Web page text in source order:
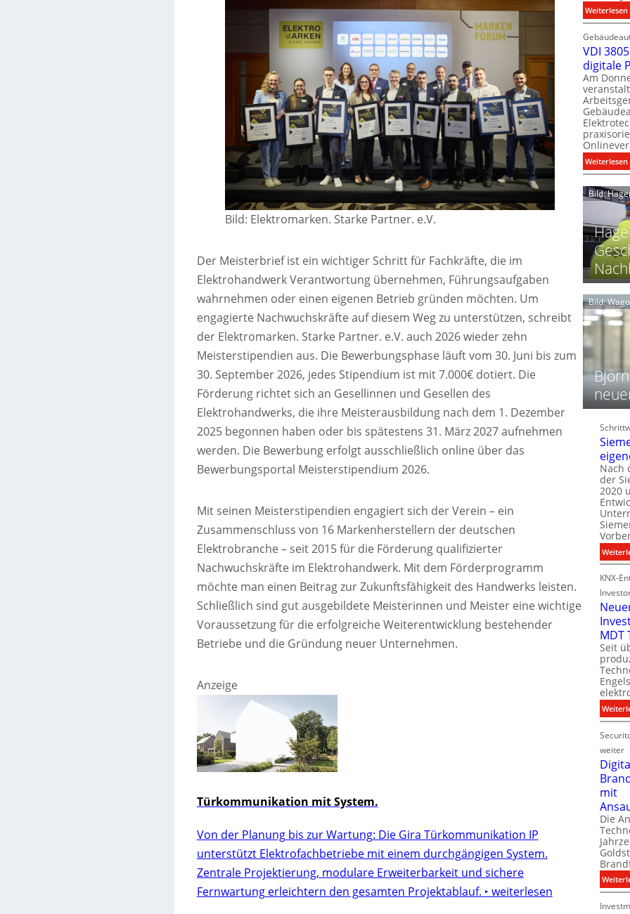
Bild: Elektromarken. Starke Partner. e.V.
Der Meisterbrief ist ein wichtiger Schritt für Fachkräfte, die im
Elektrohandwerk Verantwortung übernehmen, Führungsaufgaben
wahrnehmen oder einen eigenen Betrieb gründen möchten. Um
engagierte Nachwuchskräfte auf diesem Weg zu unterstützen, schreibt
der Elektromarken. Starke Partner. e.V. auch 2026 wieder zehn
Meisterstipendien aus. Die Bewerbungsphase läuft vom 30. Juni bis zum
30. September 2026, jedes Stipendium ist mit 7.000€ dotiert. Die
Förderung richtet sich an Gesellinnen und Gesellen des
Elektrohandwerks, die ihre Meisterausbildung nach dem 1. Dezember
2025 begonnen haben oder bis spätestens 31. März 2027 aufnehmen
werden. Die Bewerbung erfolgt ausschließlich online über das
Bewerbungsportal Meisterstipendium 2026.
Mit seinen Meisterstipendien engagiert sich der Verein – ein
Zusammenschluss von 16 Markenherstellern der deutschen
Elektrobranche – seit 2015 für die Förderung qualifizierter
Nachwuchskräfte im Elektrohandwerk. Mit dem Förderprogramm
möchte man einen Beitrag zur Zukunftsfähigkeit des Handwerks leisten.
Schließlich sind gut ausgebildete Meisterinnen und Meister eine wichtige
Voraussetzung für die erfolgreiche Weiterentwicklung bestehender
Betriebe und die Gründung neuer Unternehmen.
Anzeige
Türkommunikation mit System.
Von der Planung bis zur Wartung: Die Gira Türkommunikation IP
unterstützt Elektrofachbetriebe mit einem durchgängigen System.
Zentrale Projektierung, modulare Erweiterbarkeit und sichere
Fernwartung erleichtern den gesamten Projektablauf. ‣ weiterlesen
i
t
s
t
.
a
l
l
e
t
e
r
r
ü
Weiterlesen:
l
e
k
t
r
t
c
n
2
c
h
t
l
e
c
t
g
s
t
c
i
k
VDI
digitale
Am
Weiterlesen:
I
0
5
l
s
s
e
f
r
i
g
i
t
l
P
d
t
a
t
Bild:
Bild:
Nach
der
2020
KNX-
MDT
Seit
weiter
mit
Die